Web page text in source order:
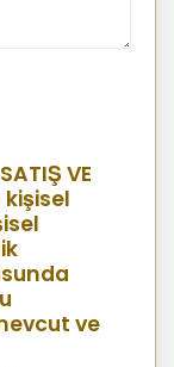
VE
kişisel
ve